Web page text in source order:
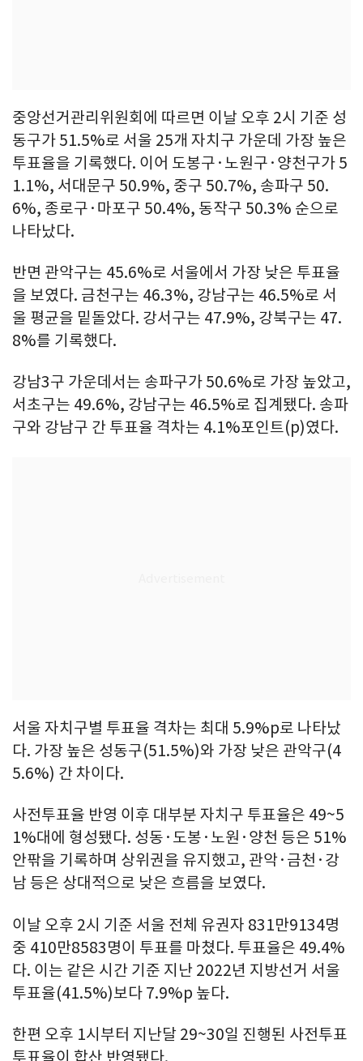
중앙선거관리위원회에 따르면 이날 오후 2시 기준 성
동구가 51.5%로 서울 25개 자치구 가운데 가장 높은
투표율을 기록했다. 이어 도봉구·노원구·양천구가 5
1.1%, 서대문구 50.9%, 중구 50.7%, 송파구 50.
6%, 종로구·마포구 50.4%, 동작구 50.3% 순으로
나타났다.
반면 관악구는 45.6%로 서울에서 가장 낮은 투표율
을 보였다. 금천구는 46.3%, 강남구는 46.5%로 서
울 평균을 밑돌았다. 강서구는 47.9%, 강북구는 47.
8%를 기록했다.
강남3구 가운데서는 송파구가 50.6%로 가장 높았고,
서초구는 49.6%, 강남구는 46.5%로 집계됐다. 송파
구와 강남구 간 투표율 격차는 4.1%포인트(p)였다.
서울 자치구별 투표율 격차는 최대 5.9%p로 나타났
다. 가장 높은 성동구(51.5%)와 가장 낮은 관악구(4
5.6%) 간 차이다.
사전투표율 반영 이후 대부분 자치구 투표율은 49~5
1%대에 형성됐다. 성동·도봉·노원·양천 등은 51%
안팎을 기록하며 상위권을 유지했고, 관악·금천·강
남 등은 상대적으로 낮은 흐름을 보였다.
이날 오후 2시 기준 서울 전체 유권자 831만9134명
중 410만8583명이 투표를 마쳤다. 투표율은 49.4%
다. 이는 같은 시간 기준 지난 2022년 지방선거 서울
투표율(41.5%)보다 7.9%p 높다.
한편 오후 1시부터 지난달 29~30일 진행된 사전투표
투표율이 합산 반영됐다.